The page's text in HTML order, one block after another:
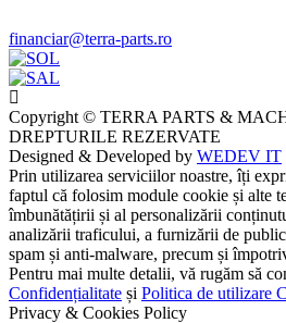
financiar@terra-parts.ro
Copyright © TERRA PARTS &
DREPTURILE REZERVATE
Designed & Developed by WEDEV IT
Prin utilizarea serviciilor noastre, îți
faptul că folosim module cookie și alte
îmbunătățirii și al personalizării
analizării traficului, a furnizării de
spam și anti-malware, precum și
Pentru mai multe detalii, vă rugăm să
Confidențialitate și Politica de utilizare
Privacy & Cookies Policy